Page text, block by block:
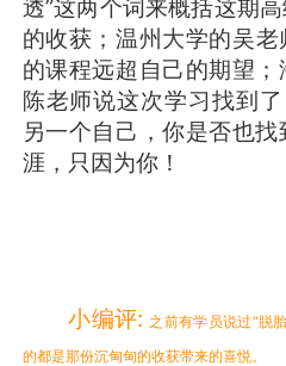
透”这两个词来概括这期
的收获；温州大学的吴
的课程远超自己的期望
陈老师说这次学习找到
另一个自己，你是否也
涯，只因为你！
小编评: 之前有学员说过“脱
的都是那份沉甸甸的收获带来的喜悦。